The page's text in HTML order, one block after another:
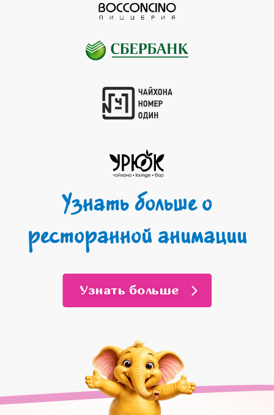
Узнать больше о
ресторанной анимации
Узнать больше